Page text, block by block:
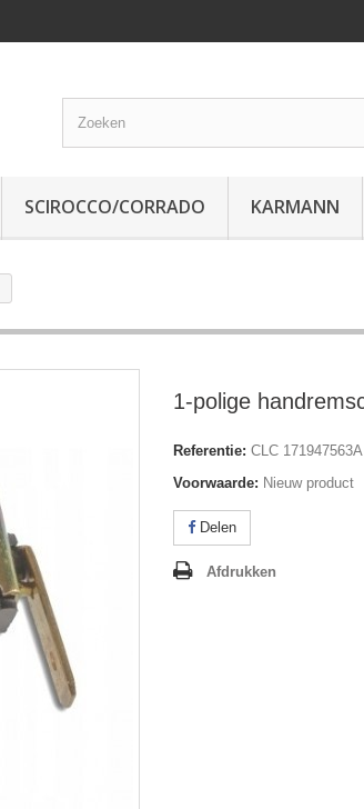
SCIROCCO/CORRADO KARMANN
1-polige
Referentie: CLC 171947563A
Voorwaarde: Nieuw product
Delen
Afdrukken